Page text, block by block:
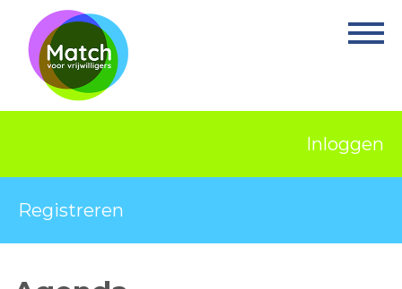
Home
Activiteiten
Projecten
Over Match
Vrijwilligerswerk
Inloggen
Registreren